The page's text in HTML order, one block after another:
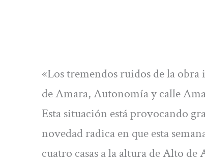
«Los tremendos ruidos de la obra
de Amara, Autonomía y calle
Esta situación está provocando
novedad radica en que esta
cuatro casas a la altura de Alto de